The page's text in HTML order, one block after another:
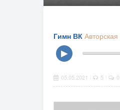
Гимн ВК Авторская
▶
05.05.2021 5 0